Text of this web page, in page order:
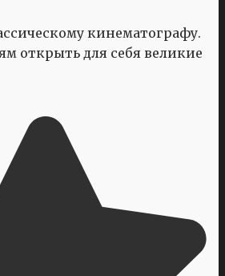
кинематографу.
открыть для себя великие